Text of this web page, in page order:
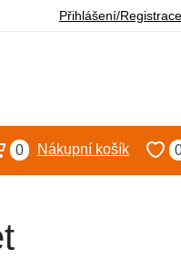
Přihlášení/Registrace
0 Nákupní košík